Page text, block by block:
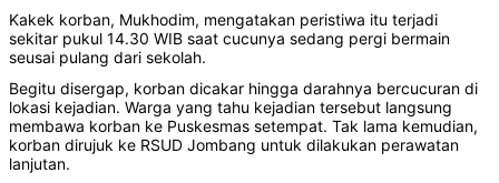
Kakek korban, Mukhodim, mengatakan peristiwa itu terjadi
sekitar pukul 14.30 WIB saat cucunya sedang pergi bermain
seusai pulang dari sekolah.
Begitu disergap, korban dicakar hingga darahnya bercucuran di
lokasi kejadian. Warga yang tahu kejadian tersebut langsung
membawa korban ke Puskesmas setempat. Tak lama kemudian,
korban dirujuk ke RSUD Jombang untuk dilakukan perawatan
lanjutan.